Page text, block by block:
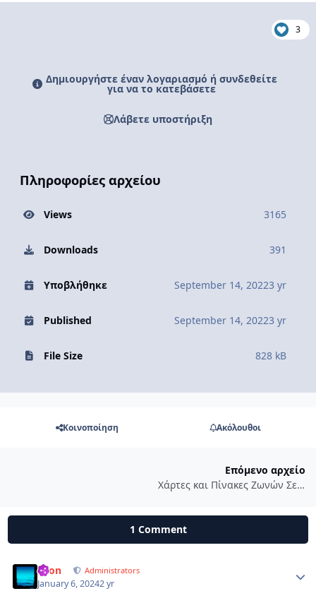
3
Δημιουργήστε έναν λογαριασμό ή συνδεθείτε
για να το κατεβάσετε
Λάβετε υποστήριξη
Πληροφορίες αρχείου
Views 3165
Downloads 391
Υποβλήθηκε September 14, 20223 yr
Published September 14, 20223 yr
File Size 828 kB
Κοινοποίηση Ακόλουθοι
Επόμενο αρχείο
Χάρτες και Πίνακες Ζωνών Σεισμικής Επικινδυνότητας
1 Comment
Leon Administrators
January 6, 20242 yr